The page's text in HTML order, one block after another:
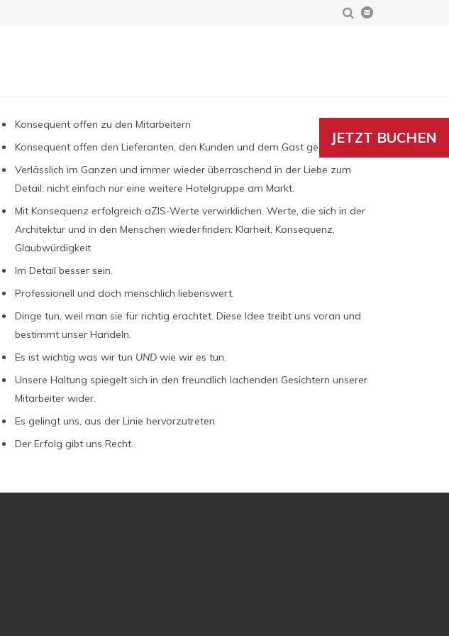
JETZT BUCHEN
Konsequent offen zu den Mitarbeitern
Konsequent offen den Lieferanten, den Kunden und dem Gast gegenüber.
Verlässlich im Ganzen und immer wieder überraschend in der Liebe zum
Detail: nicht einfach nur eine weitere Hotelgruppe am Markt.
Mit Konsequenz erfolgreich aZIS-Werte verwirklichen. Werte, die sich in der
Architektur und in den Menschen wiederfinden: Klarheit, Konsequenz,
Glaubwürdigkeit
Im Detail besser sein.
Professionell und doch menschlich liebenswert.
Dinge tun, weil man sie für richtig erachtet. Diese Idee treibt uns voran und
bestimmt unser Handeln.
Es ist wichtig was wir tun UNDwie wir es tun.
Unsere Haltung spiegelt sich in den freundlich lachenden Gesichtern unserer
Mitarbeiter wider.
Es gelingt uns, aus der Linie hervorzutreten.
Der Erfolg gibt uns Recht.